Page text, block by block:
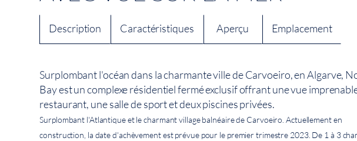
Description Caractéristiques Aperçu Emplacement
Surplombant l'océan dans la charmante ville de Carvoeiro, en Algarve,
Bay est un complexe résidentiel fermé exclusif offrant une vue
restaurant, une salle de sport et deux piscines privées.
Surplombant l'Atlantique et le charmant village balnéaire de Carvoeiro. Actuellement en
construction, la date d'achèvement est prévue pour le premier trimestre 2023. De 1 à 3